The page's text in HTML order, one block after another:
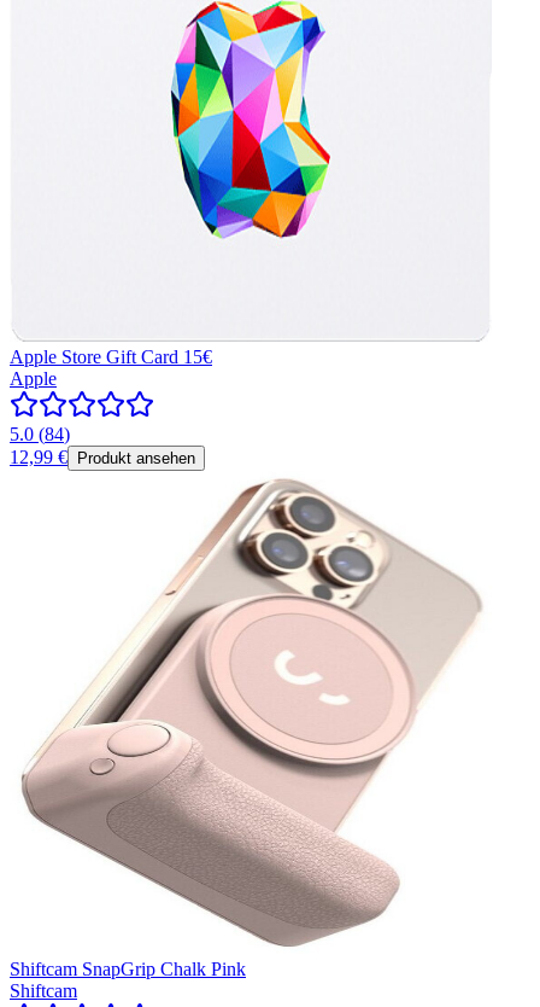
Apple Store Gift Card 15€
Apple
5.0 (84)
12,99 €
Produkt ansehen
Shiftcam SnapGrip Chalk Pink
Shiftcam